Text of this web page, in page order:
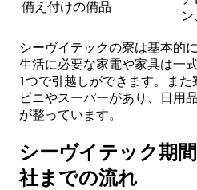
備え付けの備品
シーヴイテックの寮は基本的に
生活に必要な家電や家具は一
1つで引越しができます。ま
ビニやスーパーがあり、日用
が整っています。
シーヴイテック期
社までの流れ